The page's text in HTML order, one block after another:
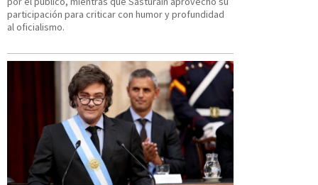
participación para criticar con humor y profundidad
al oficialismo.